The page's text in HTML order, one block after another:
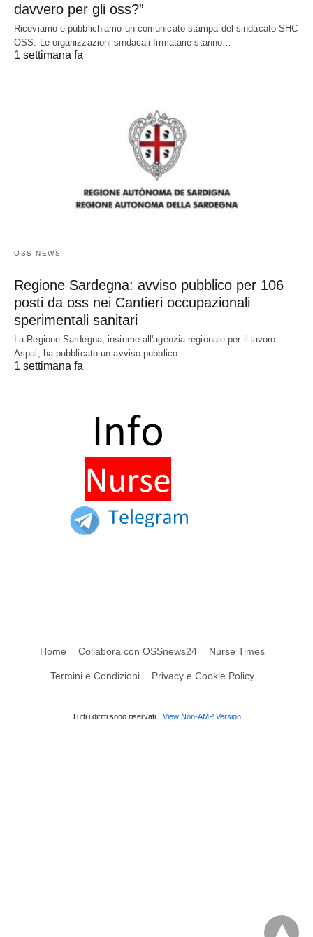
davvero per gli oss?”
Riceviamo e pubblichiamo un comunicato stampa del sindacato SHC
OSS. Le organizzazioni sindacali firmatarie stanno…
1 settimana fa
OSS NEWS
Regione Sardegna: avviso pubblico per 106
posti da oss nei Cantieri occupazionali
sperimentali sanitari
La Regione Sardegna, insieme all'agenzia regionale per il lavoro
Aspal, ha pubblicato un avviso pubblico…
1 settimana fa
Home Collabora con OSSnews24 Nurse Times
Termini e Condizioni Privacy e Cookie Policy
Tutti i diritti sono riservati View Non-AMP Version